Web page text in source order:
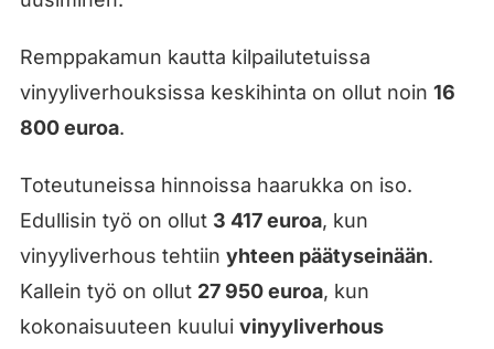
Remppakamun kautta kilpailutetuissa
vinyyliverhouksissa keskihinta on ollut noin 16
800 euroa.
Toteutuneissa hinnoissa haarukka on iso.
Edullisin työ on ollut 3 417 euroa, kun
vinyyliverhous tehtiin yhteen päätyseinään.
Kallein työ on ollut 27 950 euroa, kun
kokonaisuuteen kuului vinyyliverhous